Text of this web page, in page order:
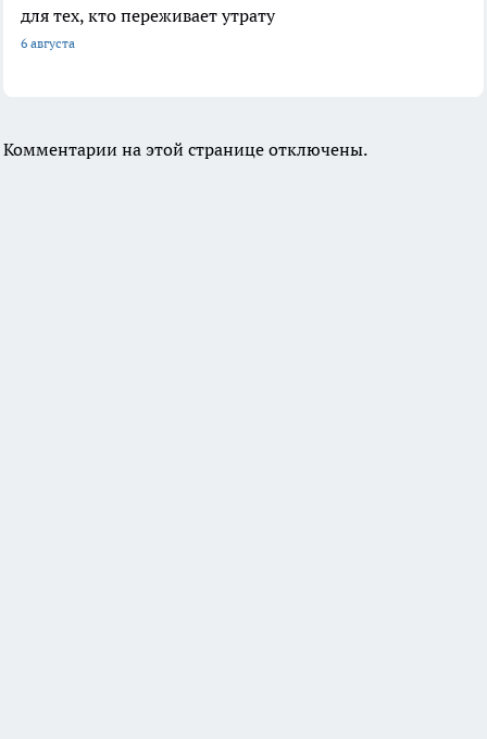
для тех, кто переживает утрату
6 августа
Комментарии на этой странице отключены.